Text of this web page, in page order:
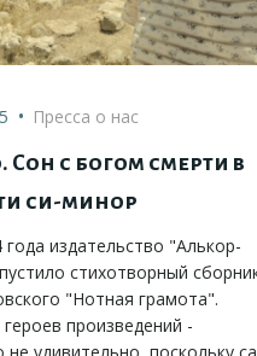
• Пресса о нас
Сон с богом смерти в
си-минор
издательство "Алькор-
стихотворный
"Нотная грамота".
произведений -